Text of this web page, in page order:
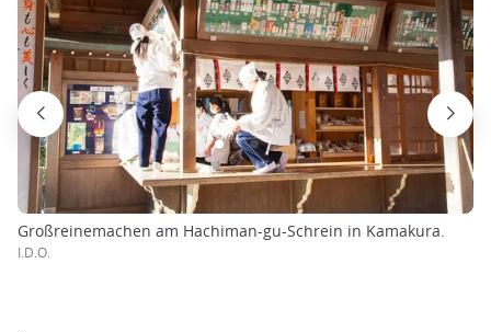
Großreinemachen am Hachiman-gu-Schrein in Kamakura.
I.D.O.